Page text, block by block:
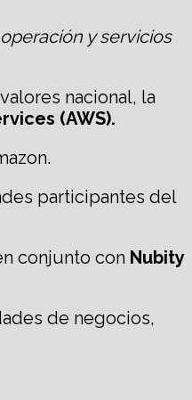
y servicios
nacional, la
(AWS).
participantes del
conjunto con Nubity
de negocios,